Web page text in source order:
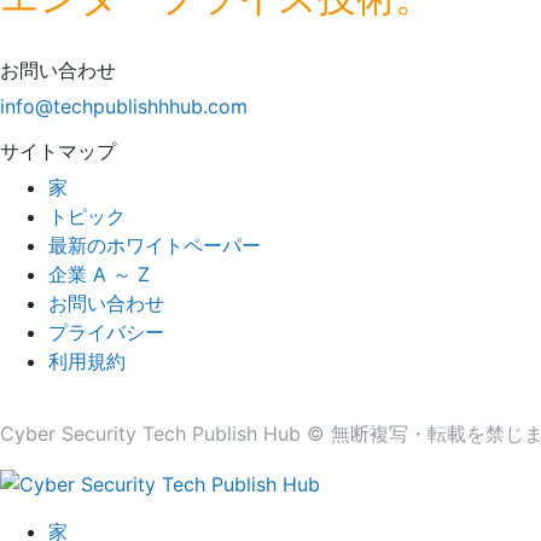
お問い合わせ
info@techpublishhhub.com
サイトマップ
家
トピック
最新のホワイトペーパー
企業 A ～ Z
お問い合わせ
プライバシー
利用規約
Cyber​​ Security Tech Publish Hub © 無断複写・転載を禁じ
家